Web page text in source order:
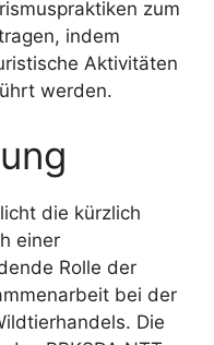
zum
indem
Aktivitäten
werden.
die kürzlich
einer
Rolle der
bei der
Die